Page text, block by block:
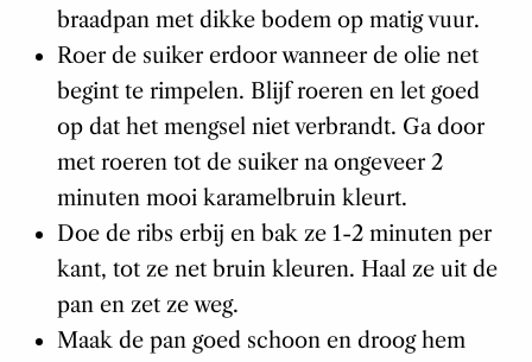
braadpan met dikke bodem op matig vuur.
Roer de suiker erdoor wanneer de olie net
begint te rimpelen. Blijf roeren en let goed
op dat het mengsel niet verbrandt. Ga door
met roeren tot de suiker na ongeveer 2
minuten mooi karamelbruin kleurt.
Doe de ribs erbij en bak ze 1-2 minuten per
kant, tot ze net bruin kleuren. Haal ze uit de
pan en zet ze weg.
Maak de pan goed schoon en droog hem